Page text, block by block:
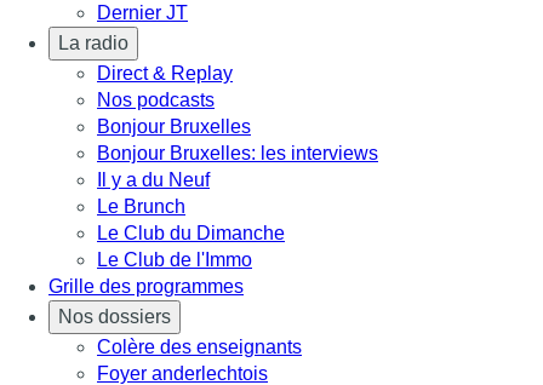
Dernier JT
La radio
Direct & Replay
Nos podcasts
Bonjour Bruxelles
Bonjour Bruxelles: les interviews
Il y a du Neuf
Le Brunch
Le Club du Dimanche
Le Club de l'Immo
Grille des programmes
Nos dossiers
Colère des enseignants
Foyer anderlechtois